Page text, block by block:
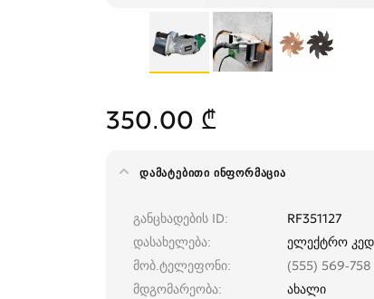
350.00 ₾
ᲓᲐᲛᲐᲢᲔᲑᲘᲗᲘ ᲘᲜᲤᲝᲠᲛᲐᲪᲘᲐ
განცხადების ID
RF351127
დასახელება
ელექტრო
მობ.ტელეფონი
(555) 569-758
მდგომარეობა
ახალი